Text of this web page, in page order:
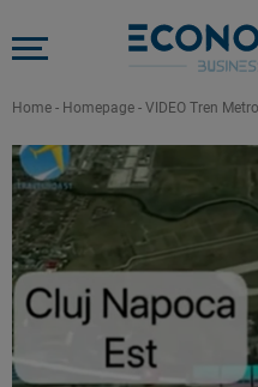
Home - Homepage - VIDEO Tren